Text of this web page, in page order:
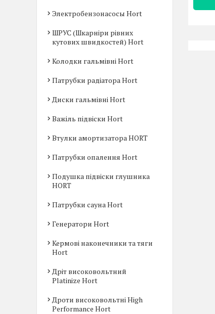
Электробензонасосы Hort
ШРУС (Шкарніри рівних
кутових швидкостей) Hort
Колодки гальмівні Hort
Патрубки радіатора Hort
Диски гальмівні Hort
Важіль підвіски Hort
Втулки амортизатора HORT
Патрубки опалення Hort
Подушка підвіски глушника
HORT
Патрубки сауна Hort
Генератори Hort
Кермові наконечники та тяги
Hort
Дріт високовольтний
Platinize Hort
Дроти високовольтні High
Performance Hort